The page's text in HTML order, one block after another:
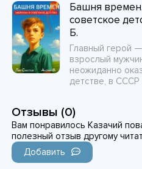
Башня
советское
Б.
Главный герой
взрослый
неожиданно
детстве, в СССР
Отзывы (0)
Вам понравилось Казачий
полезный отзыв другому
Добавить